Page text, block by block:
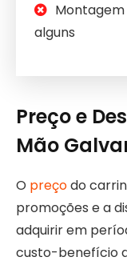
alguns
Preço e
Mão
O preçodo
promoções e a
adquirir em
custo-benefício